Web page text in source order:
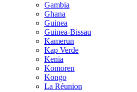
Gambia
Ghana
Guinea
Guinea-Bissau
Kamerun
Kap Verde
Kenia
Komoren
Kongo
La Réunion